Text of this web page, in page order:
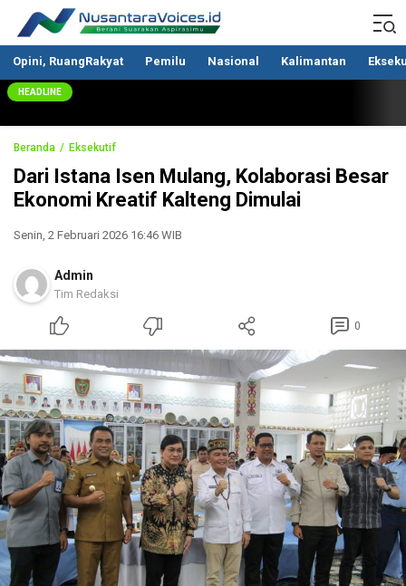
Nusantaravoices.id
Berani Suarakan Aspirasimu
Opini, RuangRakyat Pemilu Nasional Kalimantan
HEADLINE
Beranda Eksekutif
Dari Istana Isen Mulang, Kolaborasi Besar
Ekonomi Kreatif Kalteng Dimulai
Senin, 2 Februari 2026 16:46 WIB
Admin
Tim Redaksi
0